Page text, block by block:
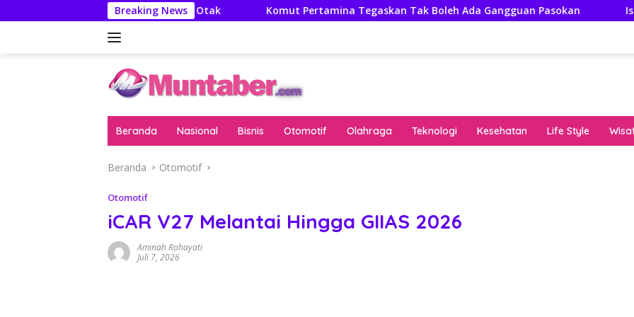
ke
Breaking News
Literatur Itu Minuman Otak Komut Pertamina Tegaskan Tak Boleh Ada Gangguan Pasokan Isuzu Pajang
Beranda Nasional Bisnis Otomotif Olahraga Teknologi Kesehatan Life Style
Beranda Otomotif
Otomotif
iCAR V27 Melantai Hingga GIIAS 2026
Aminah Rohayati
Juli 7, 2026